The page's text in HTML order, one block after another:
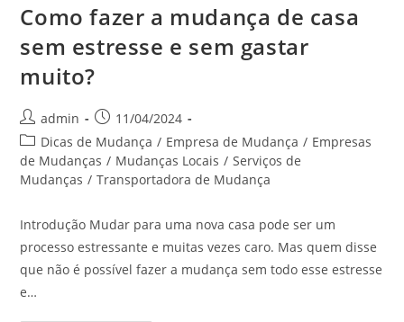
Como fazer a mudança de casa
sem estresse e sem gastar
muito?
admin
11/04/2024
Dicas de Mudança / Empresa de Mudança / Empresas
de Mudanças / Mudanças Locais / Serviços de
Mudanças / Transportadora de Mudança
Introdução Mudar para uma nova casa pode ser um
processo estressante e muitas vezes caro. Mas quem disse
que não é possível fazer a mudança sem todo esse estresse
e…